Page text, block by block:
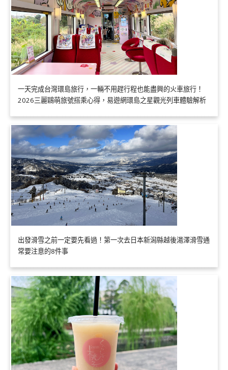
一天完成台灣環島旅行，一輛不用趕行程也能盡興的火車旅行！
2026三麗鷗萌旅號搭乘心得，易遊網環島之星觀光列車體驗解析
出發滑雪之前一定要先看過！第一次去日本新潟縣越後湯澤滑雪通
常要注意的8件事